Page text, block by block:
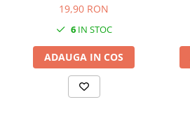
19,90 RON
6IN STOC
ADAUGA IN COS